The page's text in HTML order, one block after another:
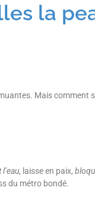
la
Mais comment
, laisse en paix,
du métro bondé.